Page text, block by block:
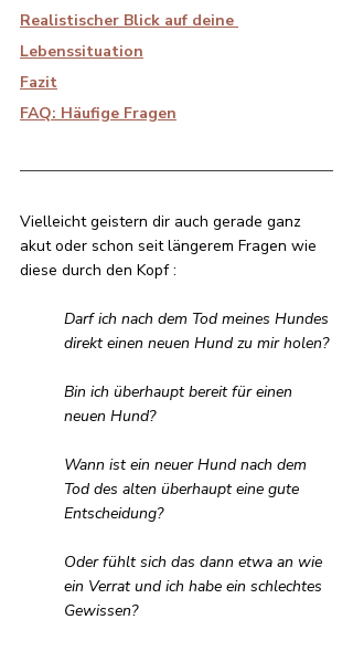
Realistischer Blick auf deine
Lebenssituation
Fazit
FAQ: Häufige Fragen
Vielleicht geistern dir auch gerade ganz
akut oder schon seit längerem Fragen wie
diese durch den Kopf :
Darf ich nach dem Tod meines Hundes
direkt einen neuen Hund zu mir holen?
Bin ich überhaupt bereit für einen
neuen Hund?
Wann ist ein neuer Hund nach dem
Tod des alten überhaupt eine gute
Entscheidung?
Oder fühlt sich das dann etwa an wie
ein Verrat und ich habe ein schlechtes
Gewissen?